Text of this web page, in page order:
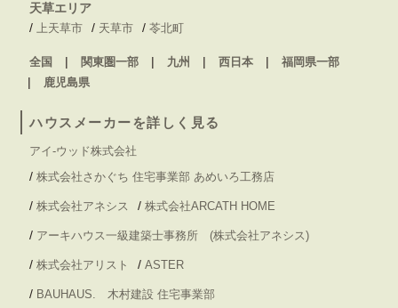
天草エリア
/
上天草市 / 天草市 / 苓北町
全国 関東圏一部 九州 西日本
福岡県一部
鹿児島県
ハウスメーカーを詳しく見る
アイ-ウッド株式会社
/ 株式会社さかぐち 住宅事業部 あめいろ工務店
/ 株式会社アネシス / 株式会社ARCATH HOME
/ アーキハウス一級建築士事務所 (株式会社アネシス)
/ 株式会社アリスト / ASTER
/ BAUHAUS. 木村建設 住宅事業部